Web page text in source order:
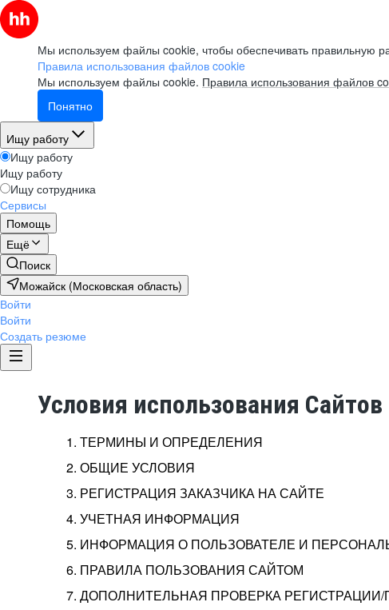
Мы используем файлы cookie, чтобы обеспечивать правильную
Правила использования файлов cookie
Мы используем файлы cookie. Правила использования файлов
Понятно
Ищу работу
Ищу работу
Ищу работу
Ищу сотрудника
Сервисы
Помощь
Ещё
Поиск
Можайск (Московская область)
Войти
Войти
Создать резюме
Условия использования Сайтов
1. ТЕРМИНЫ И ОПРЕДЕЛЕНИЯ
2. ОБЩИЕ УСЛОВИЯ
3. РЕГИСТРАЦИЯ ЗАКАЗЧИКА НА САЙТЕ
4. УЧЕТНАЯ ИНФОРМАЦИЯ
5. ИНФОРМАЦИЯ О ПОЛЬЗОВАТЕЛЕ И
6. ПРАВИЛА ПОЛЬЗОВАНИЯ САЙТОМ
7. ДОПОЛНИТЕЛЬНАЯ ПРОВЕРКА